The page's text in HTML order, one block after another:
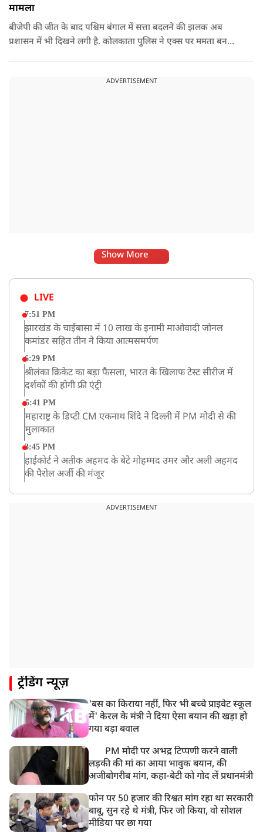
मामला
बीजेपी की जीत के बाद पश्चिम बंगाल में सत्ता बदलने की झलक अब
प्रशासन में भी दिखने लगी है. कोलकाता पुलिस ने एक्स पर ममता बनर्जी
ADVERTISEMENT
Show More
LIVE
7:51 PM
झारखंड के चाईबासा में 10 लाख के इनामी माओवादी जोनल
कमांडर सहित तीन ने किया आत्मसमर्पण
6:29 PM
श्रीलंका क्रिकेट का बड़ा फैसला, भारत के खिलाफ टेस्ट सीरीज में
दर्शकों की होगी फ्री एंट्री
5:41 PM
महाराष्ट्र के डिप्टी CM एकनाथ शिंदे ने दिल्ली में PM मोदी से की
मुलाकात
3:45 PM
हाईकोर्ट ने अतीक अहमद के बेटे मोहम्मद उमर और अली अहमद
की पैरोल अर्जी की मंजूर
CM योगी का सपा पर हमला, कहा- वोट बैंक की राजनीति ने
UP: लखनऊ में चलती कार में लगी आग, युवक की जिंदा जलकर
ADVERTISEMENT
ट्रेंडिंग न्यूज़
'बस का किराया नहीं, फिर भी बच्चे प्राइवेट स्कूल
में' केरल के मंत्री ने दिया ऐसा बयान की खड़ा हो
गया बड़ा बवाल
PM मोदी पर अभद्र टिप्पणी करने वाली
लड़की की मां का आया भावुक बयान, की
अजीबोगरीब मांग, कहा-बेटी को गोद लें प्रधानमंत्री
फोन पर 50 हजार की रिश्वत मांग रहा था सरकारी
बाबू, सुन रहे थे मंत्री, फिर जो किया, वो सोशल
मीडिया पर छा गया